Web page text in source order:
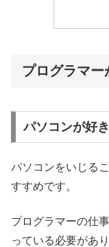
プログラマ
パソコンが好
パソコンをいじる
すすめです。
プログラマーの仕
っている必要があり